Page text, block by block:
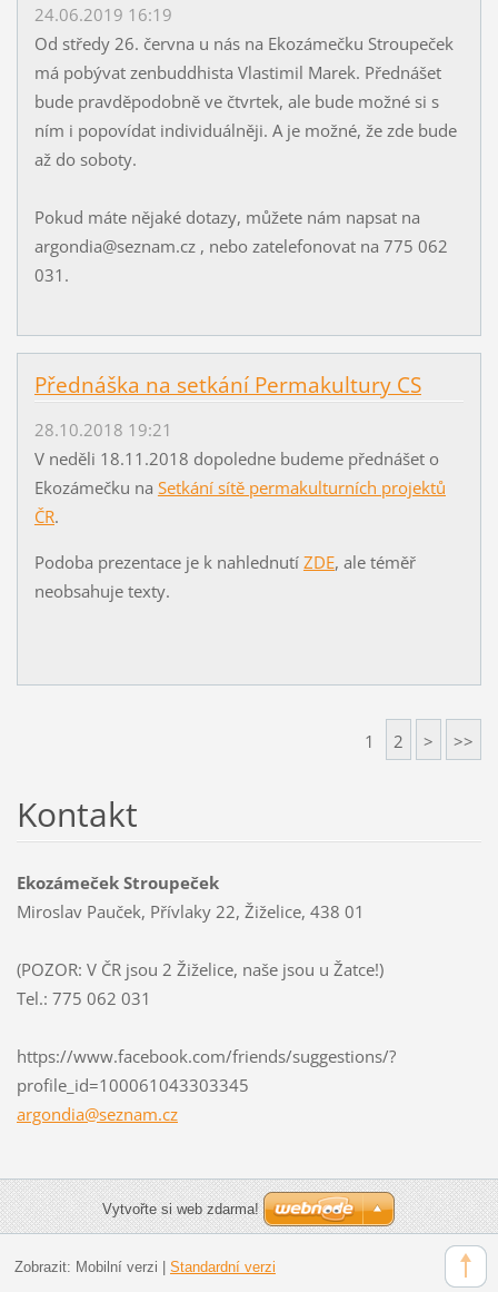
24.06.2019 16:19
Od středy 26. června u nás na Ekozámečku Stroupeček
má pobývat zenbuddhista Vlastimil Marek. Přednášet
bude pravděpodobně ve čtvrtek, ale bude možné si s
ním i popovídat individuálněji. A je možné, že zde bude
až do soboty.
Pokud máte nějaké dotazy, můžete nám napsat na
argondia@seznam.cz , nebo zatelefonovat na 775 062
031.
Přednáška na setkání Permakultury CS
28.10.2018 19:21
V neděli 18.11.2018 dopoledne budeme přednášet o
Ekozámečku na Setkání sítě permakulturních projektů
ČR.
Podoba prezentace je k nahlednutí ZDE, ale téměř
neobsahuje texty.
1 2 > >>
Kontakt
Ekozámeček Stroupeček
Miroslav Pauček, Přívlaky 22, Žiželice, 438 01
(POZOR: V ČR jsou 2 Žiželice, naše jsou u Žatce!)
Tel.: 775 062 031
https://www.facebook.com/friends/suggestions/?
profile_id=100061043303345
argondia@seznam.cz
Vytvořte si web zdarma!
Zobrazit: Mobilní verzi Standardní verzi